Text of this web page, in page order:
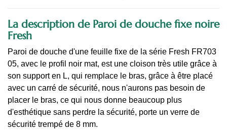
La description de Paroi de douche fixe noire
Fresh
Paroi de douche d'une feuille fixe de la série Fresh FR703
05, avec le profil noir mat, est une cloison très utile grâce à
son support en L, qui remplace le bras, grâce à être placé
avec un carré de sécurité, nous n'aurons pas besoin de
placer le bras, ce qui nous donne beaucoup plus
d'esthétique sans perdre la sécurité, porte un verre de
sécurité trempé de 8 mm.